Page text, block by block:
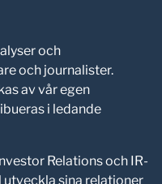
och
och journalister.
av vår egen
i ledande
Relations och IR-
sina relationer